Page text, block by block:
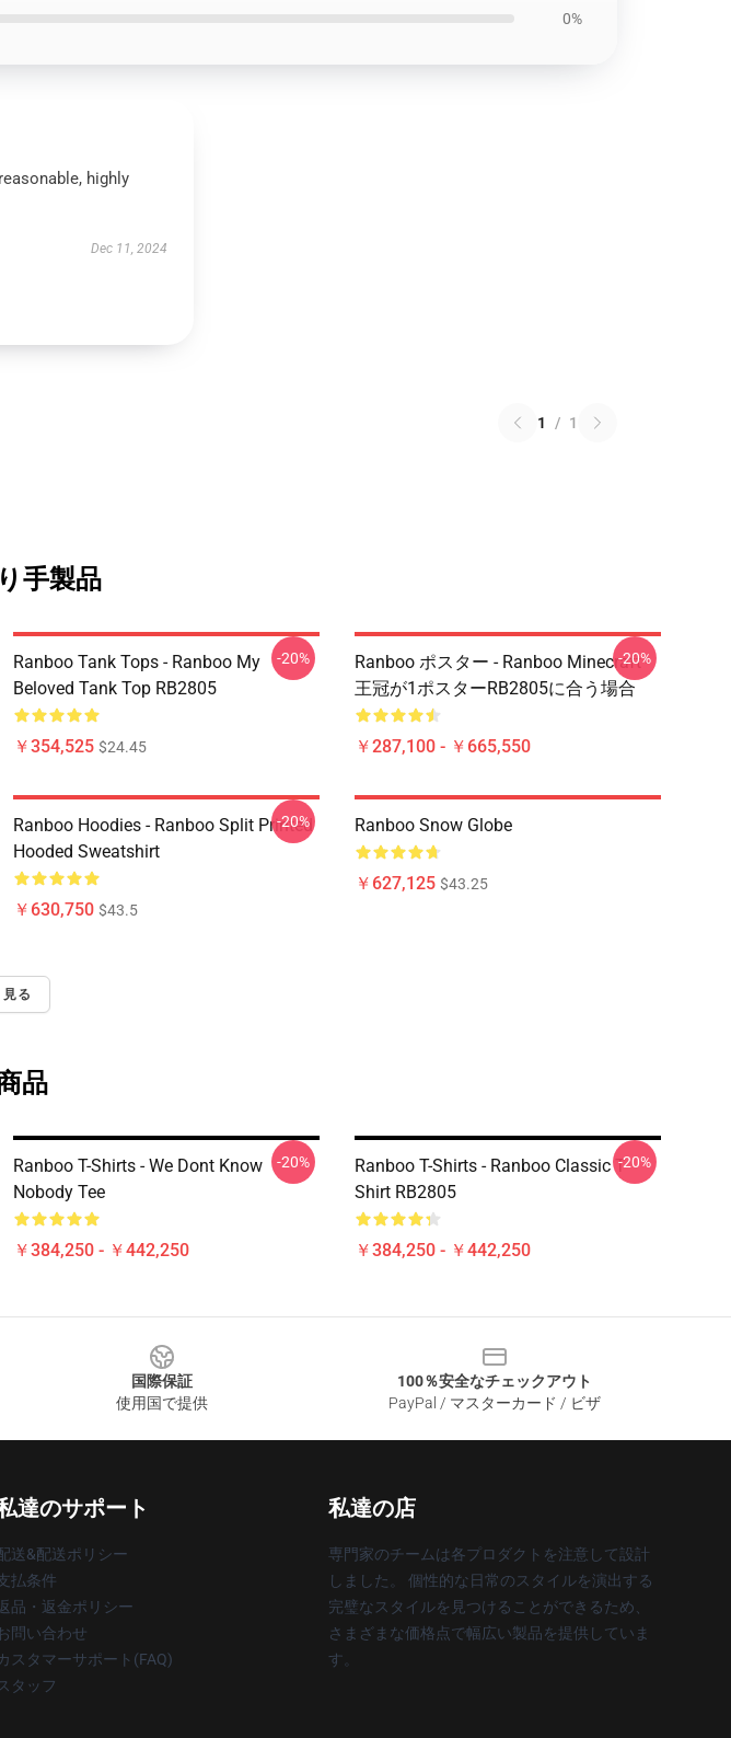
0%
highly
Dec 11, 2024
1 / 1
手製品
Ranboo Tank Tops - Ranboo My
Beloved Tank Top RB2805
￥354,525 $24.45
-20%
Ranboo ポスター - Ranboo Minecraft -
王冠が1ポスターRB2805に合う場合
￥287,100 - ￥665,550
-20%
Ranboo Hoodies - Ranboo Split Printed
Hooded Sweatshirt
￥630,750 $43.5
-20% Ranboo Snow Globe
￥627,125 $43.25
る
品
Ranboo T-Shirts - We Dont Know
Nobody Tee
￥384,250 - ￥442,250
-20%
Ranboo T-Shirts - Ranboo Classic T-
Shirt RB2805
￥384,250 - ￥442,250
-20%
国際保証
使用国で提供
100％安全なチェックアウト
PayPal / マスターカード / ビザ
達のサポート
送&配送ポリシー
払条件
品・返金ポリシー
問い合わせ
スタマーサポート(FAQ)
タッフ
私達の店
専門家のチームは各プロダクトを注意して設計
しました。 個性的な日常のスタイルを演出する
完璧なスタイルを見つけることができるため、
さまざまな価格点で幅広い製品を提供していま
す。